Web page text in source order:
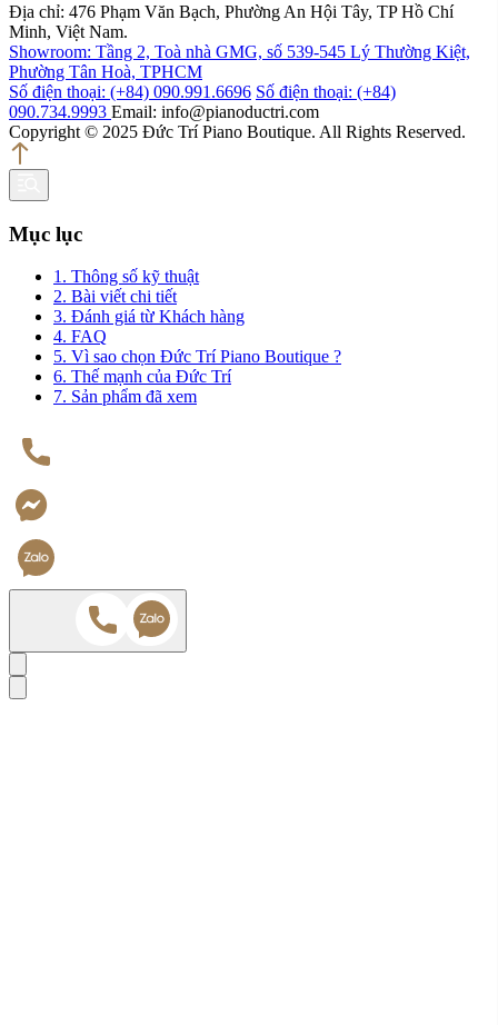
Địa chỉ: 476 Phạm Văn Bạch, Phường An Hội Tây, TP Hồ Chí
Minh, Việt Nam.
Showroom: Tầng 2, Toà nhà GMG, số 539-545 Lý Thường Kiệt,
Phường Tân Hoà, TPHCM
Số điện thoại: (+84) 090.991.6696 Số điện thoại: (+84)
090.734.9993 Email: info@pianoductri.com
Copyright © 2025 Đức Trí Piano Boutique. All Rights Reserved.
Mục lục
1. Thông số kỹ thuật
2. Bài viết chi tiết
3. Đánh giá từ Khách hàng
4. FAQ
5. Vì sao chọn Đức Trí Piano Boutique ?
6. Thế mạnh của Đức Trí
7. Sản phẩm đã xem